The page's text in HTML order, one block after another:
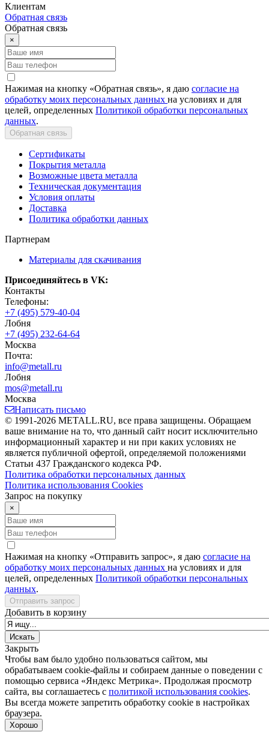
Клиентам
Обратная связь
Обратная связь
×
Нажимая на кнопку «Обратная связь», я даю согласие на
обработку моих персональных данных на условиях и для
целей, определенных Политикой обработки персональных
данных.
Обратная связь
Сертификаты
Покрытия металла
Возможные цвета металла
Техническая документация
Условия оплаты
Доставка
Политика обработки данных
Партнерам
Материалы для скачивания
Присоединяйтесь в VK:
Контакты
Телефоны:
+7 (495) 579-40-04
Лобня
+7 (495) 232-64-64
Москва
Почта:
info@metall.ru
Лобня
mos@metall.ru
Москва
Написать письмо
© 1991-2026 METALL.RU, все права защищены. Обращаем
ваше внимание на то, что данный сайт носит исключительно
информационный характер и ни при каких условиях не
является публичной офертой, определяемой положениями
Статьи 437 Гражданского кодекса РФ.
Политика обработки персональных данных
Политика использования Сookies
Запрос на покупку
×
Нажимая на кнопку «Отправить запрос», я даю согласие на
обработку моих персональных данных на условиях и для
целей, определенных Политикой обработки персональных
данных.
Отправить запрос
Добавить в корзину
Закрыть
Чтобы вам было удобно пользоваться сайтом, мы
обрабатываем cookie-файлы и собираем данные о поведении с
помощью сервиса «Яндекс Метрика». Продолжая просмотр
сайта, вы соглашаетесь с политикой использования cookies.
Вы всегда можете запретить обработку cookie в настройках
браузера.
Хорошо